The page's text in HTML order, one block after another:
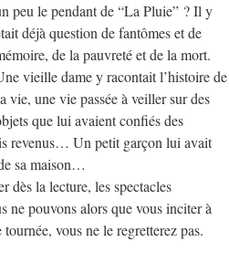
peu le pendant de “La Pluie” ? Il y
déjà question de fantômes et de
de la pauvreté et de la mort.
vieille dame y racontait l’histoire de
vie, une vie passée à veiller sur des
que lui avaient confiés des
revenus… Un petit garçon lui avait
sa maison…
dès la lecture, les spectacles
ne pouvons alors que vous inciter à
vous ne le regretterez pas.